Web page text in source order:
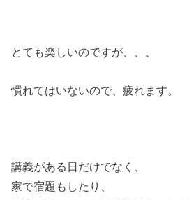
とても楽しいのですが、、、
慣れてはいないので、疲れます。
講義がある日だけでなく、
家で宿題もしたり、